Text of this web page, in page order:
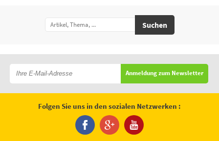
Suchen
Anmeldung zum Newsletter
Folgen Sie uns in den sozialen Netzwerken :